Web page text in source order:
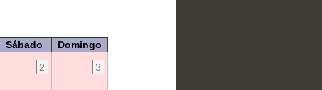
Sábado
Domingo
2 3